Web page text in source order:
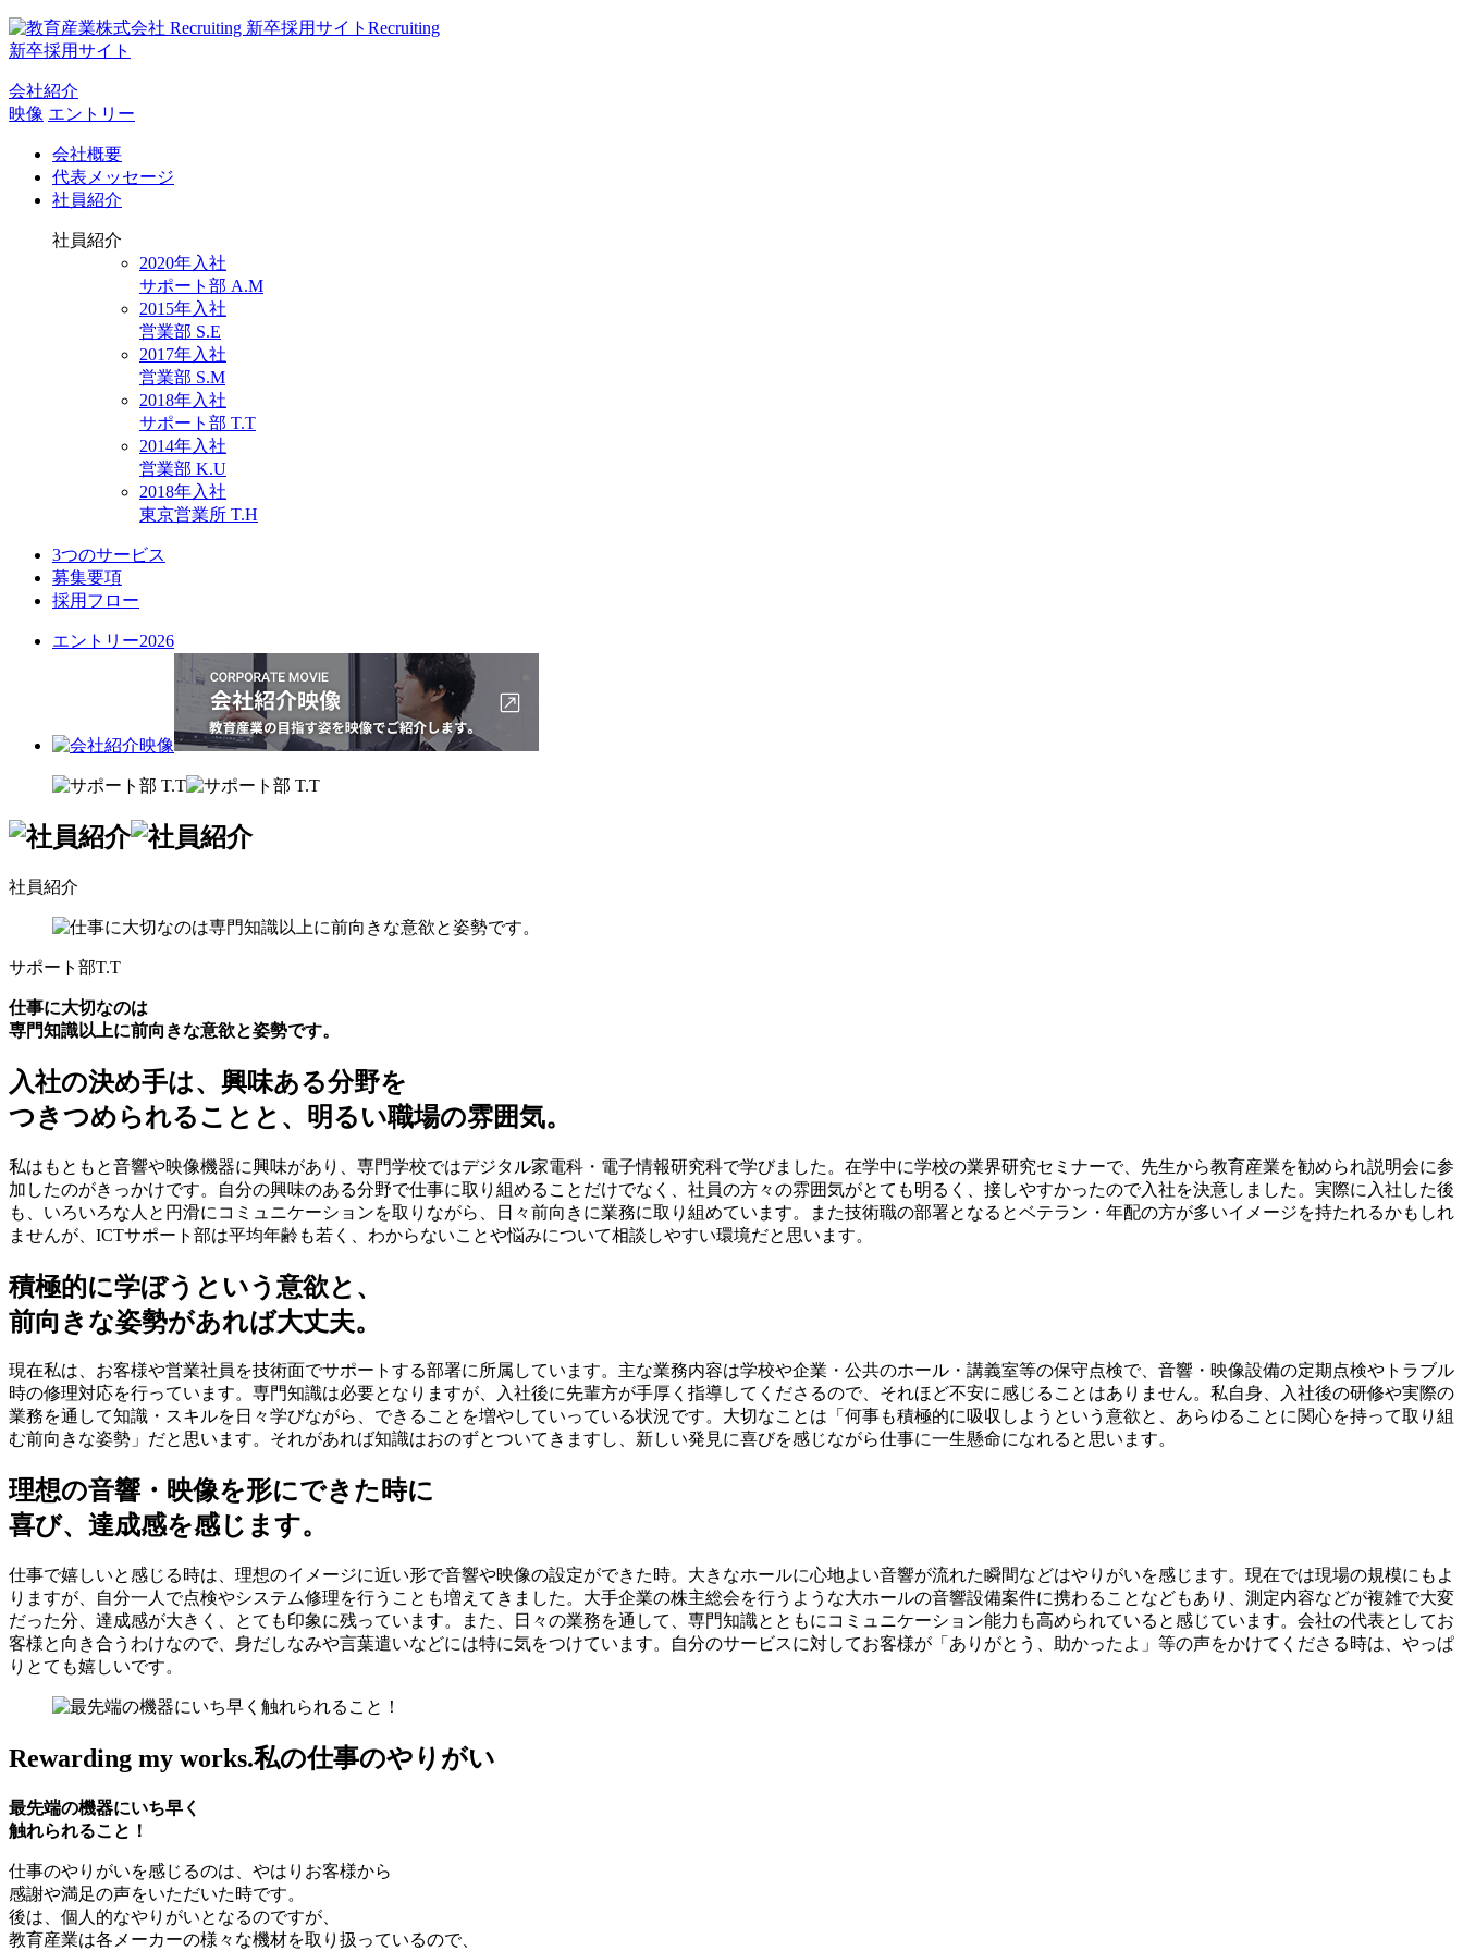
Recruiting
新卒採用サイト
会社紹介
映像 エントリー
会社概要
代表メッセージ
社員紹介
社員紹介
2020年入社
サポート部 A.M
2015年入社
営業部 S.E
2017年入社
営業部 S.M
2018年入社
サポート部 T.T
2014年入社
営業部 K.U
2018年入社
東京営業所 T.H
3つのサービス
募集要項
採用フロー
エントリー2026
社員紹介
サポート部T.T
仕事に大切なのは
専門知識以上に前向きな意欲と姿勢です。
入社の決め手は、興味ある分野を
つきつめられることと、明るい職場の雰囲気。
私はもともと音響や映像機器に興味があり、専門学校ではデジタル家電科・電子情報研究科で学びました。在学中に学校の業界研究セミナーで、先生から教育産業を勧められ説明会に参
加したのがきっかけです。自分の興味のある分野で仕事に取り組めることだけでなく、社員の方々の雰囲気がとても明るく、接しやすかったので入社を決意しました。実際に入社した後
も、いろいろな人と円滑にコミュニケーションを取りながら、日々前向きに業務に取り組めています。また技術職の部署となるとベテラン・年配の方が多いイメージを持たれるかもしれ
ませんが、ICTサポート部は平均年齢も若く、わからないことや悩みについて相談しやすい環境だと思います。
積極的に学ぼうという意欲と、
前向きな姿勢があれば大丈夫。
現在私は、お客様や営業社員を技術面でサポートする部署に所属しています。主な業務内容は学校や企業・公共のホール・講義室等の保守点検で、音響・映像設備の定期点検やトラブル
時の修理対応を行っています。専門知識は必要となりますが、入社後に先輩方が手厚く指導してくださるので、それほど不安に感じることはありません。私自身、入社後の研修や実際の
業務を通して知識・スキルを日々学びながら、できることを増やしていっている状況です。大切なことは「何事も積極的に吸収しようという意欲と、あらゆることに関心を持って取り組
む前向きな姿勢」だと思います。それがあれば知識はおのずとついてきますし、新しい発見に喜びを感じながら仕事に一生懸命になれると思います。
理想の音響・映像を形にできた時に
喜び、達成感を感じます。
仕事で嬉しいと感じる時は、理想のイメージに近い形で音響や映像の設定ができた時。大きなホールに心地よい音響が流れた瞬間などはやりがいを感じます。現在では現場の規模にもよ
りますが、自分一人で点検やシステム修理を行うことも増えてきました。大手企業の株主総会を行うような大ホールの音響設備案件に携わることなどもあり、測定内容などが複雑で大変
だった分、達成感が大きく、とても印象に残っています。また、日々の業務を通して、専門知識とともにコミュニケーション能力も高められていると感じています。会社の代表としてお
客様と向き合うわけなので、身だしなみや言葉遣いなどには特に気をつけています。自分のサービスに対してお客様が「ありがとう、助かったよ」等の声をかけてくださる時は、やっぱ
りとても嬉しいです。
Rewarding my works.私の仕事のやりがい
最先端の機器にいち早く
触れられること！
仕事のやりがいを感じるのは、やはりお客様から
感謝や満足の声をいただいた時です。
後は、個人的なやりがいとなるのですが、
教育産業は各メーカーの様々な機材を取り扱っているので、